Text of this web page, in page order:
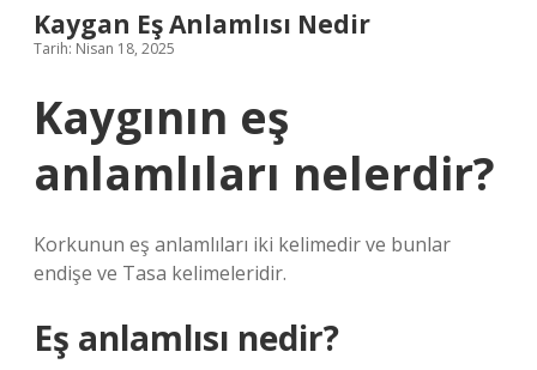
Kaygan Eş Anlamlısı Nedir
Tarih: Nisan 18, 2025
Kaygının eş
anlamlıları nelerdir?
Korkunun eş anlamlıları iki kelimedir ve bunlar
endişe ve Tasa kelimeleridir.
Eş anlamlısı nedir?